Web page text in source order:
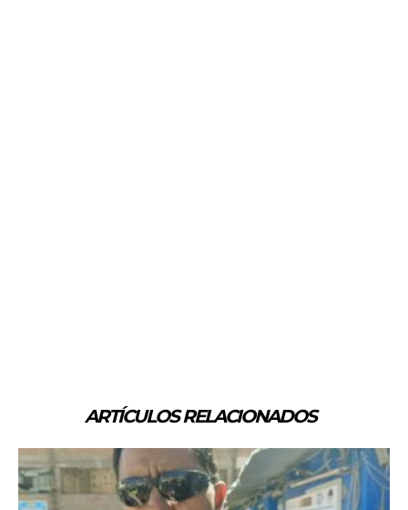
ARTÍCULOS RELACIONADOS